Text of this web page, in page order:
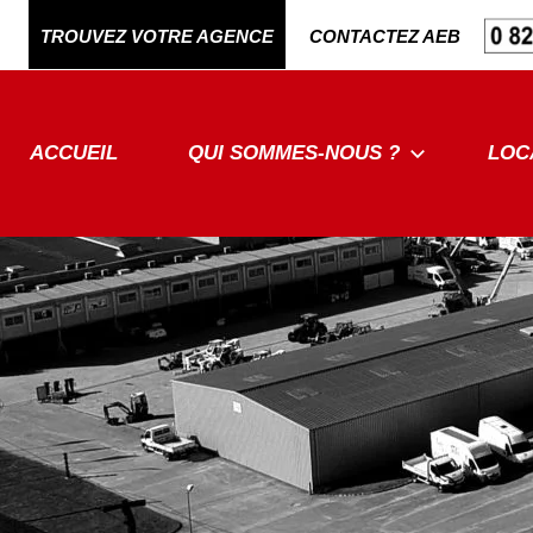
TROUVEZ VOTRE AGENCE CONTACTEZ AEB
ACCUEIL QUI SOMMES-NOUS ?